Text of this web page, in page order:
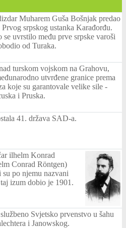
Muharem Guša Bošnjak predao
srpskog ustanka Karađorđu.
se uvrstilo među prve srpske varoši
od Turaka.
turskom vojskom na Grahovu,
utvrđene granice prema
koje su garantovale velike sile -
i Pruska.
41. država SAD-a.
ilhelm Konrad
Conrad Röntgen)
po njemu nazvani
izum dobio je 1901.
Svjetsko prvenstvo u šahu
i Janowskog.